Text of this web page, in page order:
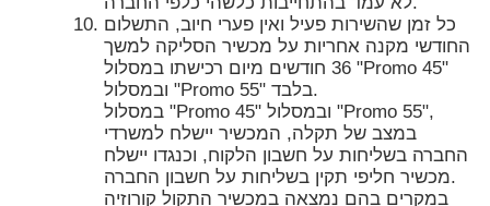
כל זמן שהשירות פעיל ואין פערי חיוב, התשלום
החודשי מקנה אחריות על מכשיר הסליקה למשך
36 חודשים מיום רכישתו במסלול "Promo 45"
ובמסלול "Promo 55" בלבד.
במסלול "Promo 45" ובמסלול "Promo 55",
במצב של תקלה, המכשיר יישלח למשרדי
החברה בשליחות על חשבון הלקוח, וכנגדו יישלח
מכשיר חליפי תקין בשליחות על חשבון החברה.
במקרים בהם נמצאה במכשיר התקול קורוזיה